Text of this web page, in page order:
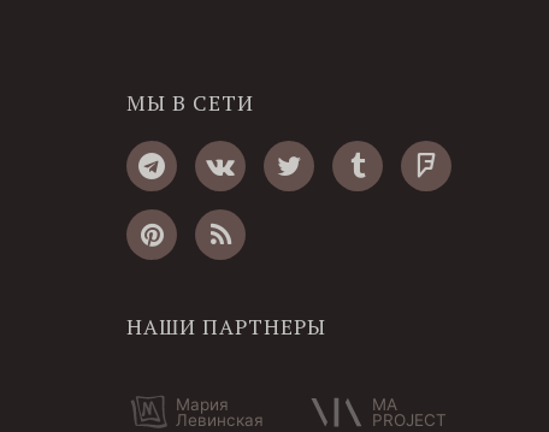
МЫ В СЕТИ
НАШИ ПАРТНЕРЫ
Мария
Левинская
MA
PROJECT